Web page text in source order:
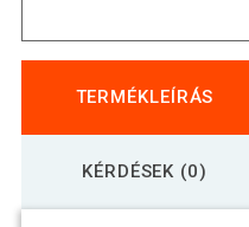
TERMÉKLEÍRÁS
KÉRDÉSEK (0)